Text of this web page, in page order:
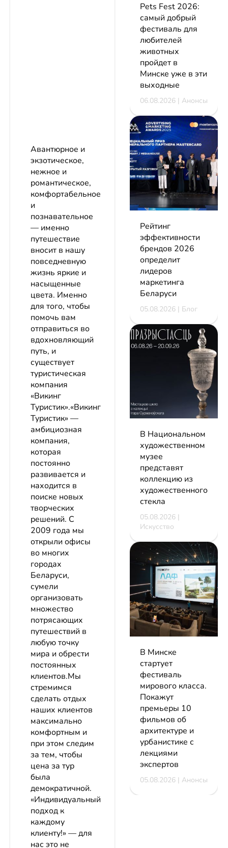
Авантюрное и
экзотическое,
нежное и
романтическое,
комфортабельное
и
познавательное
— именно
путешествие
вносит в нашу
повседневную
жизнь яркие и
насыщенные
цвета. Именно
для того, чтобы
помочь вам
отправиться во
вдохновляющий
путь, и
существует
туристическая
компания
«Викинг
Туристик».«Викинг
Туристик» —
амбициозная
компания,
которая
постоянно
развивается и
находится в
поиске новых
творческих
решений. С
2009 года мы
открыли офисы
во многих
городах
Беларуси,
сумели
организовать
множество
потрясающих
путешествий в
любую точку
мира и обрести
постоянных
клиентов.Мы
стремимся
сделать отдых
наших клиентов
максимально
комфортным и
при этом следим
за тем, чтобы
цена за тур
была
демократичной.
«Индивидуальный
подход к
каждому
клиенту!» — для
нас это не
Pets Fest 2026:
самый добрый
фестиваль для
любителей
животных
пройдет в
Минске уже в эти
выходные
06.08.2026 | Анонсы
Рейтинг
эффективности
брендов 2026
определит
лидеров
маркетинга
Беларуси
05.08.2026 | Блог
В Национальном
художественном
музее
представят
коллекцию из
художественного
стекла
05.08.2026 |
Искусство
В Минске
стартует
фестиваль
мирового класса.
Покажут
премьеры 10
фильмов об
архитектуре и
урбанистике с
лекциями
экспертов
05.08.2026 | Анонсы